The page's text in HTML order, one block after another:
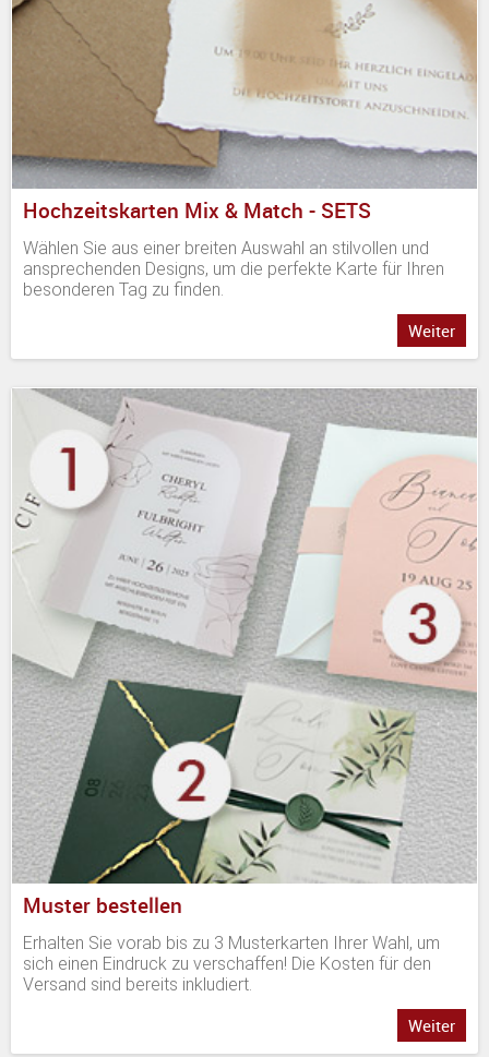
Hochzeitskarten Mix & Match - SETS
Wählen Sie aus einer breiten Auswahl an stilvollen und
ansprechenden Designs, um die perfekte Karte für Ihren
besonderen Tag zu finden.
Weiter
Muster bestellen
Erhalten Sie vorab bis zu 3 Musterkarten Ihrer Wahl, um
sich einen Eindruck zu verschaffen! Die Kosten für den
Versand sind bereits inkludiert.
Weiter